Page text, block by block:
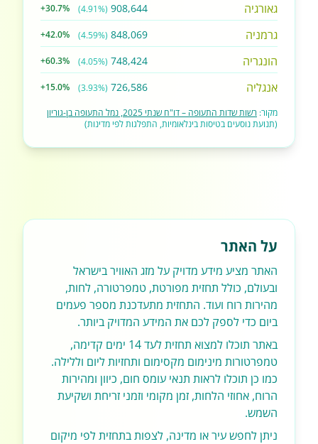
גאורגיה 908,644
(4.91%)
+30.7%
גרמניה 848,069
(4.59%)
+42.0%
הונגריה 748,424
(4.05%)
+60.3%
אנגליה 726,586
(3.93%)
+15.0%
מקור: רשות שדות התעופה – דו"ח שנתי 2025, נמל התעופה בן-גוריון
(תנועת נוסעים בטיסות בינלאומיות, התפלגות לפי מדינות)
על האתר
האתר מציע מידע מדויק על מזג האוויר בישראל
ובעולם, כולל תחזית מפורטת, טמפרטורה, לחות,
מהירות רוח ועוד. התחזית מתעדכנת מספר פעמים
ביום כדי לספק לכם את המידע המדויק ביותר.
באתר תוכלו למצוא תחזית לעד 14 ימים קדימה,
טמפרטורות מינימום מקסימום ותחזיות ליום וללילה.
כמו כן תוכלו לראות תנאי עומס חום, כיוון ומהירות
הרוח, אחוזי הלחות, זמן מקומי וזמני זריחת ושקיעת
השמש.
ניתן לחפש עיר או מדינה, לצפות בתחזית לפי מיקום